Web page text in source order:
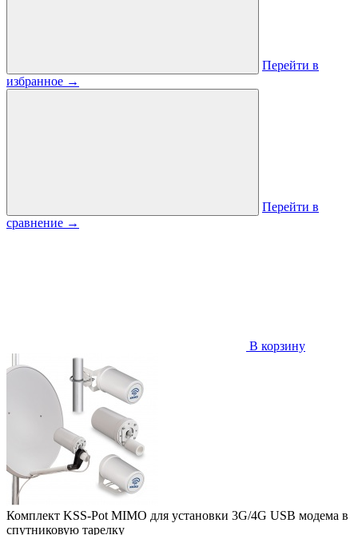
Перейти в
избранное →
Перейти в
сравнение →
В корзину
Комплект KSS-Pot MIMO для установки 3G/4G USB модема в
спутниковую тарелку